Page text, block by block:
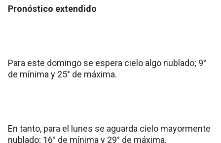
Pronóstico extendido
Para este domingo se espera cielo algo nublado; 9°
de mínima y 25° de máxima.
En tanto, para el lunes se aguarda cielo mayormente
nublado; 16° de mínima y 29° de máxima.